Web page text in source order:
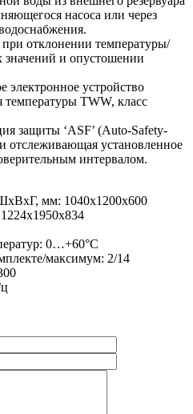
насоса или через
при отклонении температуры/
значений и опустошении
электронное устройство
TWW, класс
защиты ‘ASF’ (Auto-Safety-
отслеживающая установленное
интервалом.
мм: 1040x1200x600
0…+60°С
максимум: 2/14